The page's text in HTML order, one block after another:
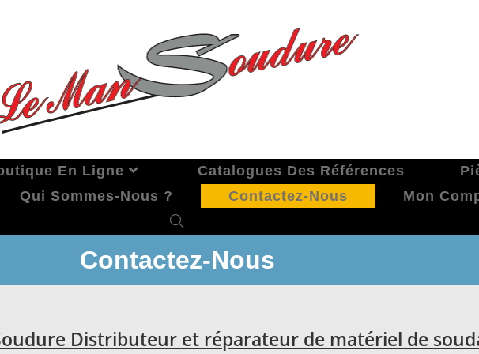
En Ligne Catalogues Des Références
Qui Sommes-Nous ? Contactez-Nous Mon
Contactez-Nous
Distributeur et réparateur de matériel de